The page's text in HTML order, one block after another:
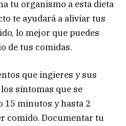
tu organismo a esta dieta
te ayudará a aliviar tus
lo mejor que puedes
de tus comidas.
que ingieres y sus
síntomas que se
15 minutos y hasta 2
comido. Documentar tu